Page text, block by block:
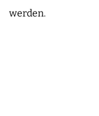
werden.